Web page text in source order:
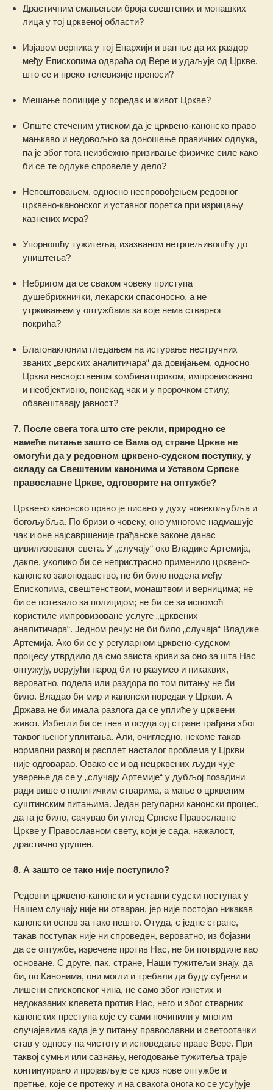
Драстичним смањењем броја свештених и монашких
лица у тој црквеној области?
Изјавом верника у тој Епархији и ван ње да их раздор
међу Епископима одвраћа од Вере и удаљује од Цркве,
што се и преко телевизије преноси?
Мешање полиције у поредак и живот Цркве?
Опште стеченим утиском да је црквено-канонско право
мањкаво и недовољно за доношење правичних одлука,
па је због тога неизбежно призивање физичке силе како
би се те одлуке спровеле у дело?
Непоштовањем, односно неспровођењем редовног
црквено-канонског и уставног поретка при изрицању
казнених мера?
Упорношћу тужитеља, изазваном нетрпељивошћу до
уништења?
Небригом да се сваком човеку приступа
душебрижнички, лекарски спасоносно, а не
утркивањем у оптужбама за које нема стварног
покрића?
Благонаклоним гледањем на истурање нестручних
званих „верских аналитичара“ да довијањем, односно
Цркви несвојственом комбинаториком, импровизовано
и необјективно, понекад чак и у пророчком стилу,
обавештавају јавност?
7. После свега тога што сте рекли, природно се
намеће питање зашто се Вама од стране Цркве не
омогући да у редовном црквено-судском поступку, у
складу са Свештеним канонима и Уставом Српске
православне Цркве, одговорите на оптужбе?
Црквено канонско право је писано у духу човекољубља и
богољубља. По бризи о човеку, оно умногоме надмашује
чак и оне најсавршеније грађанске законе данас
цивилизованог света. У „случају“ око Владике Артемија,
дакле, уколико би се непристрасно применило црквено-
канонско законодавство, не би било подела међу
Eпископима, свештенством, монаштвом и верницима; не
би се потезало за полицијом; не би се за испомоћ
користиле импровизоване услуге „црквених
аналитичара“. Једном речју: не би било „случаја“ Владике
Артемија. Ако би се у регуларном црквено-судском
процесу утврдило да смо заиста криви за оно за штa Нас
оптужују, верујући народ би то разумео и никаквих,
вероватно, подела или раздора по том питању не би
било. Владао би мир и канонски поредак у Цркви. А
Држава не би имала разлога да се уплиће у црквени
живот. Избегли би се гнев и осуда од стране грађана због
таквог њеног уплитања. Али, очигледно, некоме такав
нормални развој и расплет насталог проблема у Цркви
није одговарао. Овако се и од нецрквених људи чује
уверење да се у „случају Артемије“ у дубљој позадини
ради више о политичким стварима, а мање о црквеним
суштинским питањима. Један регуларни канонски процес,
да га је било, сачувао би углед Српске Православне
Цркве у Православном свету, који је сада, нажалост,
драстично урушен.
8. А зашто се тако није поступило?
Редовни црквено-канонски и уставни судски поступак у
Нашем случају није ни отваран, јер није постојао никакав
канонски основ за тако нешто. Отуда, с једне стране,
такав поступак није ни спроведен, вероватно, из бојазни
да се оптужбе, изречене против Нас, не би потврдиле као
основане. С друге, пак, стране, Наши тужитељи знају, да
би, по Канонима, они могли и требали да буду суђени и
лишени епископског чина, не само због изнетих и
недоказаних клевета против Нас, него и због стварних
канонских преступа које су сами починили у многим
случајевима када је у питању православни и светоотачки
став у односу на чистоту и исповедање праве Вере. При
таквој сумњи или сазнању, негодовање тужитеља траје
континуирано и пројављује се кроз нове оптужбе и
претње, које се протежу и на свакога онога ко се усуђује